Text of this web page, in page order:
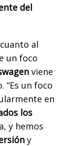
del
al
un foco
viene
un foco
en
los
y hemos
y